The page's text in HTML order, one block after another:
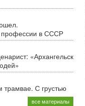
в СССР
«Архангельск
трамвае. С грустью
все материалы